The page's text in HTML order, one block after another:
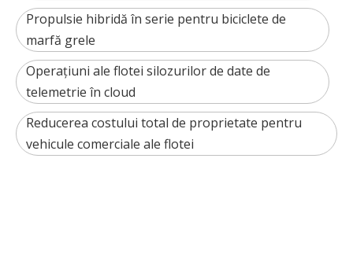
Propulsie hibridă în serie pentru biciclete de
marfă grele
Operațiuni ale flotei silozurilor de date de
telemetrie în cloud
Reducerea costului total de proprietate pentru
vehicule comerciale ale flotei